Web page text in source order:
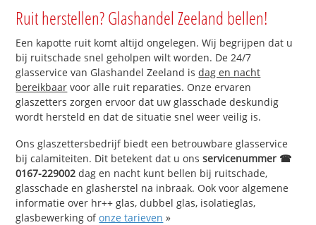
Ruit herstellen? Glashandel Zeeland bellen!
Een kapotte ruit komt altijd ongelegen. Wij begrijpen dat u
bij ruitschade snel geholpen wilt worden. De 24/7
glasservice van Glashandel Zeeland isdag en nacht
bereikbaar voor alle ruit reparaties. Onze ervaren
glaszetters zorgen ervoor dat uw glasschade deskundig
wordt hersteld en dat de situatie snel weer veilig is.
Ons glaszettersbedrijf biedt een betrouwbare glasservice
bij calamiteiten. Dit betekent dat u onsservicenummer ☎
0167-229002 dag en nacht kunt bellen bij ruitschade,
glasschade en glasherstel na inbraak. Ook voor algemene
informatie over hr++ glas, dubbel glas, isolatieglas,
glasbewerking ofonze tarieven »